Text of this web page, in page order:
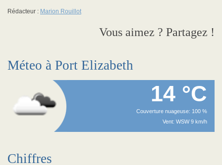
Rédacteur : Marion Rouillot
Vous aimez ? Partagez !
Méteo à Port Elizabeth
14 °C
Couverture nuageuse: 100 %
Vent: WSW 9 km/h
Chiffres